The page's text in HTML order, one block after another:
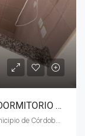
ALQUILO DEPARTAMENTO P/ALTA 1 DORMITORIO – AV. COLÓN
2685, Avenida Colón, Alto Alberdi, Córdoba, Municipio de Córdoba, Pedanía Capital, Departamento Capital, Córdoba, X5002, Argentina